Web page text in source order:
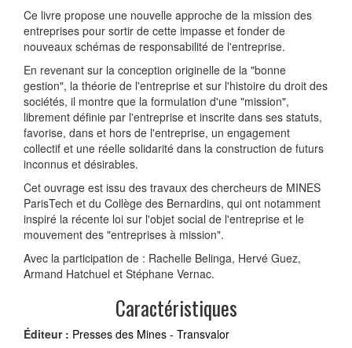
Ce livre propose une nouvelle approche de la mission des
entreprises pour sortir de cette impasse et fonder de
nouveaux schémas de responsabilité de l'entreprise.
En revenant sur la conception originelle de la "bonne
gestion", la théorie de l'entreprise et sur l'histoire du droit des
sociétés, il montre que la formulation d'une "mission",
librement définie par l'entreprise et inscrite dans ses statuts,
favorise, dans et hors de l'entreprise, un engagement
collectif et une réelle solidarité dans la construction de futurs
inconnus et désirables.
Cet ouvrage est issu des travaux des chercheurs de MINES
ParisTech et du Collège des Bernardins, qui ont notamment
inspiré la récente loi sur l'objet social de l'entreprise et le
mouvement des "entreprises à mission".
Avec la participation de : Rachelle Belinga, Hervé Guez,
Armand Hatchuel et Stéphane Vernac.
Caractéristiques
Éditeur : Presses des Mines - Transvalor